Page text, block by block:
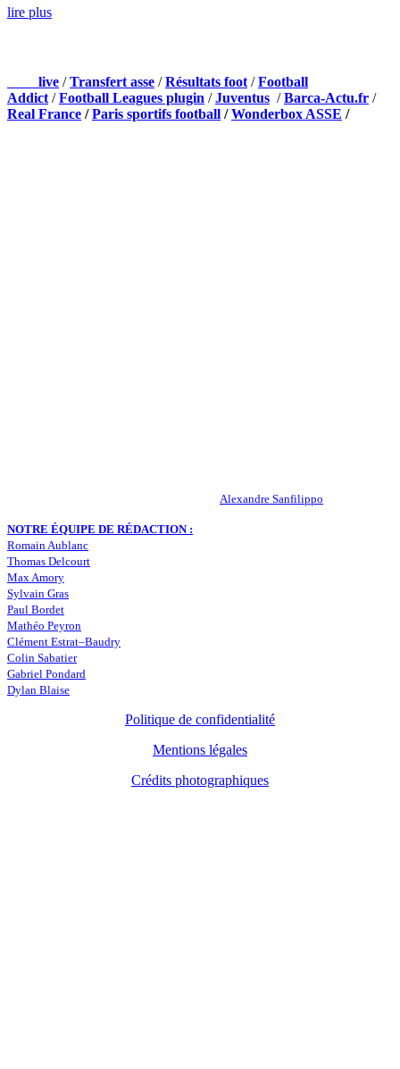
lire plus
live /Transfert asse /Résultats foot /Football
Addict /Football Leagues plugin /Juventus /Barca-Actu.fr /
Real France /Paris sportifs football /Wonderbox ASSE /
Alexandre Sanfilippo
NOTRE ÉQUIPE DE RÉDACTION :
Romain Aublanc
Thomas Delcourt
Max Amory
Sylvain Gras
Paul Bordet
Mathéo Peyron
Clément Estrat–Baudry
Colin Sabatier
Gabriel Pondard
Dylan Blaise
Politique de confidentialité
Mentions légales
Crédits photographiques